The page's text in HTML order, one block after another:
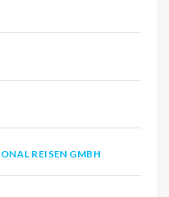
REISEN GMBH